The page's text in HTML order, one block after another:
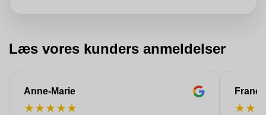
Læs vores kunders anmeldelser
Anne-Marie
★★★★★ ★★